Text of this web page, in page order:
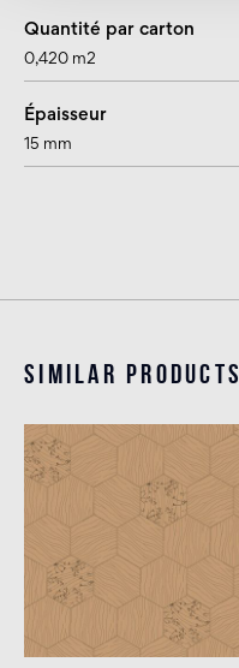
Quantité par carton
0,420 m2
Épaisseur
15 mm
Similar products